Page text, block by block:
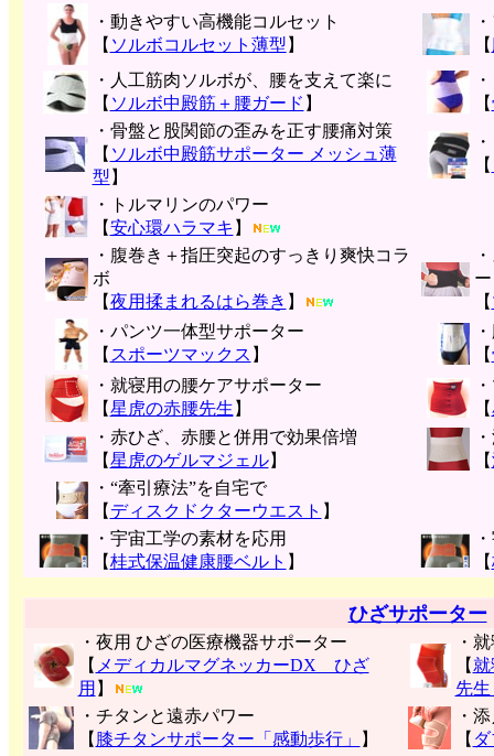
・動きやすい高機能コルセット
【 ソルボコルセット薄型 】
【
・人工筋肉ソルボが、腰を支えて楽に
【 ソルボ中殿筋＋腰ガード 】
【
・骨盤と股関節の歪みを正す腰痛対策
【 ソルボ中殿筋サポーター メッシュ薄
型 】
【
・トルマリンのパワー
【安心環ハラマキ 】
・腹巻き＋指圧突起のすっきり爽快コラ
ボ
【夜用揉まれるはら巻き 】
ー
【
・パンツ一体型サポーター
【 スポーツマックス 】
【
・就寝用の腰ケアサポーター
【星虎の赤腰先生 】
【
・赤ひざ、赤腰と併用で効果倍増
【星虎のゲルマジェル】
【
・“牽引療法”を自宅で
【 ディスクドクターウエスト 】
・宇宙工学の素材を応用
【桂式保温健康腰ベルト 】
【
ひざサポーター
・夜用 ひざの医療機器サポーター
【 メディカルマグネッカーDX ひざ
用 】
・
【
先生
・チタンと遠赤パワー
【 膝チタンサポーター「感動歩行」 】
・
【